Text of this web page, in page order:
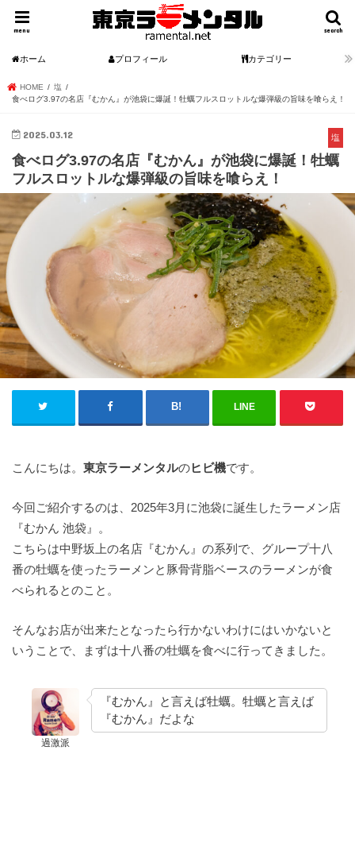
search
menu
ホーム プロフィール カテゴリー
HOME
塩
食べログ3.97の名店『むかん』が池袋に爆誕！牡蠣フルスロットルな爆弾級の旨味を喰らえ！
塩
2025.03.12
食べログ3.97の名店『むかん』が池袋に爆誕！牡蠣
フルスロットルな爆弾級の旨味を喰らえ！
LINE
こんにちは。 東京ラーメンタルのヒビ機です。
今回ご紹介するのは、2025年3月に池袋に誕生したラーメン店
『むかん 池袋』。
こちらは中野坂上の名店『むかん』の系列で、グループ十八
番の牡蠣を使ったラーメンと豚骨背脂ベースのラーメンが食
べられるとのこと。
そんなお店が出来たとなったら行かないわけにはいかないと
いうことで、まずは十八番の牡蠣を食べに行ってきました。
過激派
『むかん』と言えば牡蠣。牡蠣と言えば
『むかん』だよな